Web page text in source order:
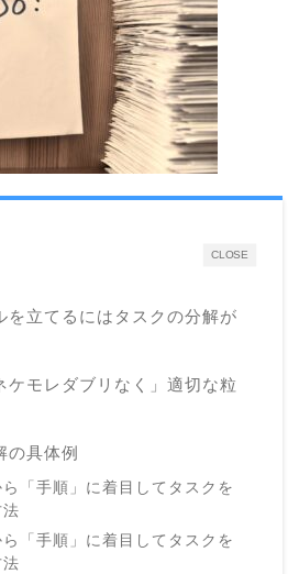
CLOSE
を立てるにはタスクの分解が
ケモレダブリなく」適切な粒
の具体例
ら「手順」に着目してタスクを
ら「手順」に着目してタスクを